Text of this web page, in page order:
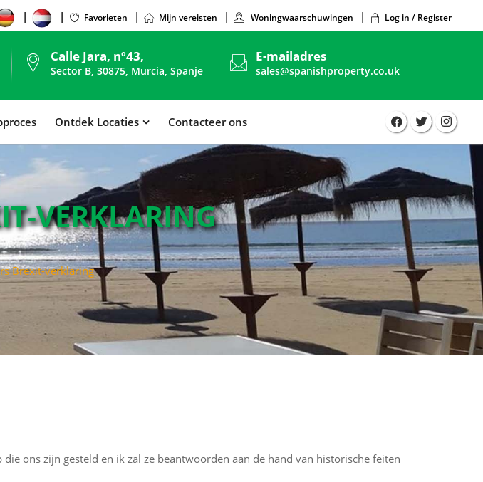
Favorieten Mijn vereisten Woningwaarschuwingen Log in / Register
Calle Jara, nº43,
Sector B, 30875, Murcia, Spanje
E-mailadres
sales@spanishproperty.co.uk
Ontdek Locaties Contacteer ons
VERKLARING
Brexit-verklaring
ons zijn gesteld en ik zal ze beantwoorden aan de hand van historische feiten